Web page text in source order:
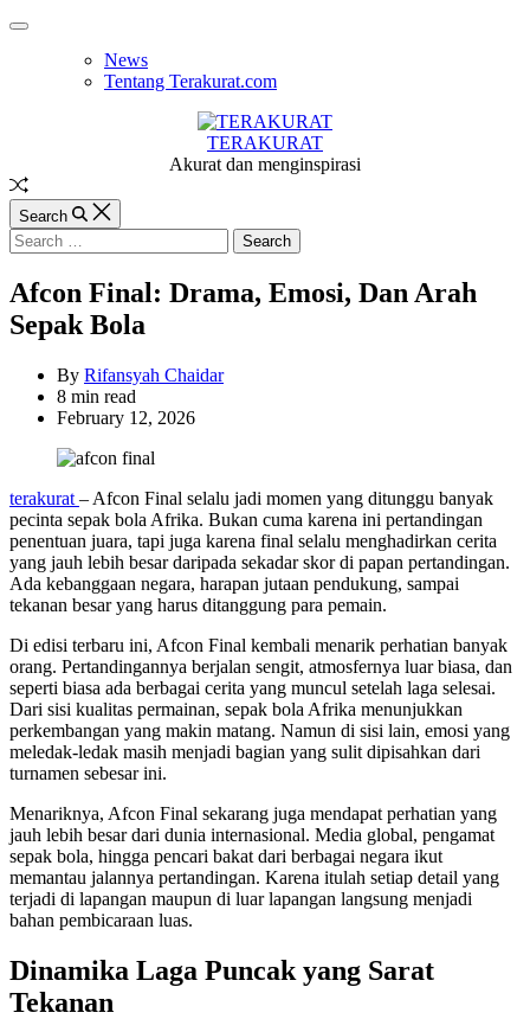
Skip
Off
News
Tentang Terakurat.com
TERAKURAT
Akurat dan menginspirasi
Random
Article
Search
Search
for:
Afcon Final: Drama, Emosi, Dan Arah
Sepak Bola
By Rifansyah Chaidar
Estimated
read
8 min read
February 12, 2026
terakurat – Afcon Final selalu jadi momen yang ditunggu banyak
pecinta sepak bola Afrika. Bukan cuma karena ini pertandingan
penentuan juara, tapi juga karena final selalu menghadirkan cerita
yang jauh lebih besar daripada sekadar skor di papan pertandingan.
Ada kebanggaan negara, harapan jutaan pendukung, sampai
tekanan besar yang harus ditanggung para pemain.
Di edisi terbaru ini, Afcon Final kembali menarik perhatian banyak
orang. Pertandingannya berjalan sengit, atmosfernya luar biasa, dan
seperti biasa ada berbagai cerita yang muncul setelah laga selesai.
Dari sisi kualitas permainan, sepak bola Afrika menunjukkan
perkembangan yang makin matang. Namun di sisi lain, emosi yang
meledak-ledak masih menjadi bagian yang sulit dipisahkan dari
turnamen sebesar ini.
Menariknya, Afcon Final sekarang juga mendapat perhatian yang
jauh lebih besar dari dunia internasional. Media global, pengamat
sepak bola, hingga pencari bakat dari berbagai negara ikut
memantau jalannya pertandingan. Karena itulah setiap detail yang
terjadi di lapangan maupun di luar lapangan langsung menjadi
bahan pembicaraan luas.
Dinamika Laga Puncak yang Sarat
Tekanan